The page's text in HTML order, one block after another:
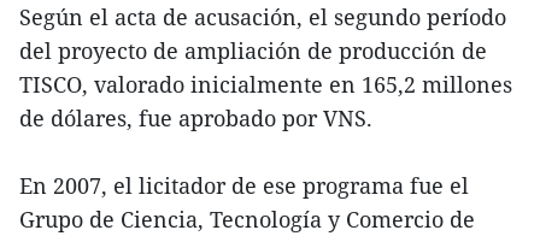
Según el acta de acusación, el segundo período
del proyecto de ampliación de producción de
TISCO, valorado inicialmente en 165,2 millones
de dólares, fue aprobado por VNS.
En 2007, el licitador de ese programa fue el
Grupo de Ciencia, Tecnología y Comercio de